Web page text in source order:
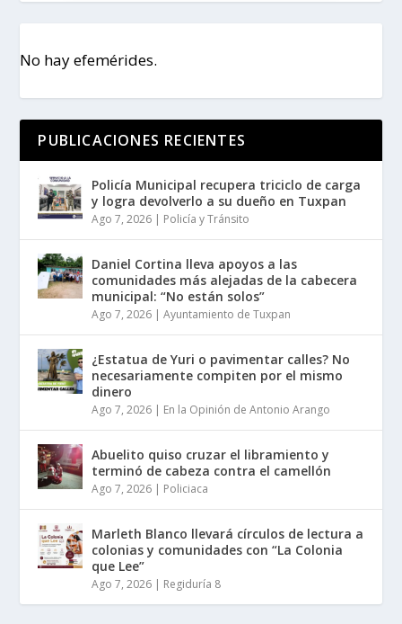
No hay efemérides.
PUBLICACIONES RECIENTES
Policía Municipal recupera triciclo de carga
y logra devolverlo a su dueño en Tuxpan
Ago 7, 2026 | Policía y Tránsito
Daniel Cortina lleva apoyos a las
comunidades más alejadas de la cabecera
municipal: “No están solos”
Ago 7, 2026 |Ayuntamiento de Tuxpan
¿Estatua de Yuri o pavimentar calles? No
necesariamente compiten por el mismo
dinero
Ago 7, 2026 | En la Opinión de Antonio Arango
Abuelito quiso cruzar el libramiento y
terminó de cabeza contra el camellón
Ago 7, 2026 | Policiaca
Marleth Blanco llevará círculos de lectura a
colonias y comunidades con “La Colonia
que Lee”
Ago 7, 2026 | Regiduría 8